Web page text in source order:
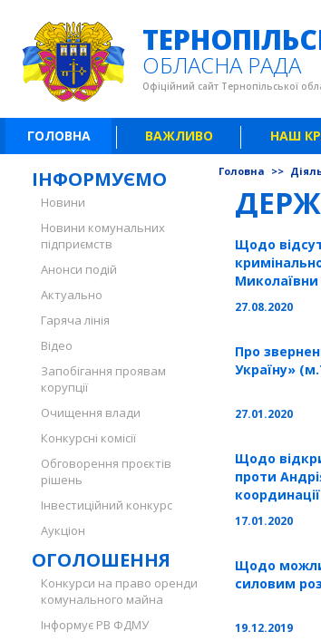
ОБЛАСНА РАДА
Офіційний сайт Тернопільської
ГОЛОВНА ВАЖЛИВО НАШ
ІНФОРМУЄМО
Новини
Новини комунальних
підприємств
Анонси подій
Актуально
Гаряча лінія
Відео
Запобігання проявам
корупції
Очищення влади
Конкурсні комісії
Обговорення проєктів
рішень
Інвестиційний конкурс
Аукціон
ОГОЛОШЕННЯ
Конкурси на право оренди
комунального майна
Інформує РВ ФДМУ
Головна >>
Щодо
Миколаївни
27.08.2020
Про
Україну»
27.01.2020
Щодо
проти
створення
території
17.01.2020
Щодо
силовим
19.12.2019